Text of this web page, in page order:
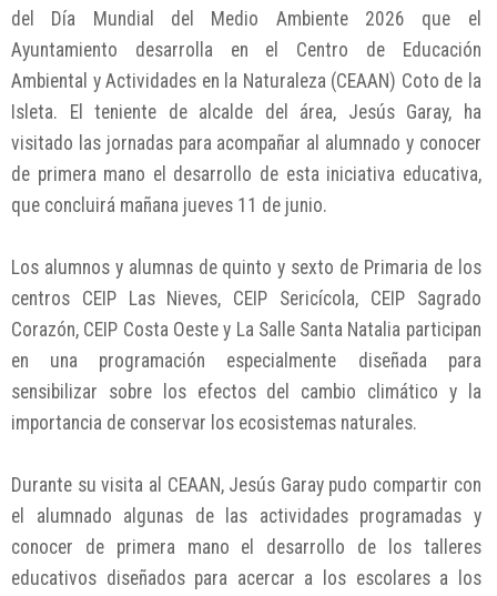
del Día Mundial del Medio Ambiente 2026 que el
Ayuntamiento desarrolla en el Centro de Educación
Ambiental y Actividades en la Naturaleza (CEAAN) Coto de la
Isleta. El teniente de alcalde del área, Jesús Garay, ha
visitado las jornadas para acompañar al alumnado y conocer
de primera mano el desarrollo de esta iniciativa educativa,
que concluirá mañana jueves 11 de junio.
Los alumnos y alumnas de quinto y sexto de Primaria de los
centros CEIP Las Nieves, CEIP Sericícola, CEIP Sagrado
Corazón, CEIP Costa Oeste y La Salle Santa Natalia participan
en una programación especialmente diseñada para
sensibilizar sobre los efectos del cambio climático y la
importancia de conservar los ecosistemas naturales.
Durante su visita al CEAAN, Jesús Garay pudo compartir con
el alumnado algunas de las actividades programadas y
conocer de primera mano el desarrollo de los talleres
educativos diseñados para acercar a los escolares a los